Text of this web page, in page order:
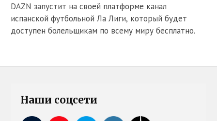
DAZN запустит на своей платформе канал
испанской футбольной Ла Лиги, который будет
доступен болельщикам по всему миру бесплатно.
Наши соцсети